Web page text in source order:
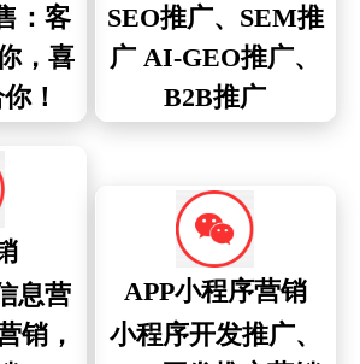
：客
，喜
！
SEO推广、SEM推
广 AI-GEO推广、
B2B推广
息营
销，
APP小程序营销
小程序开发推广、